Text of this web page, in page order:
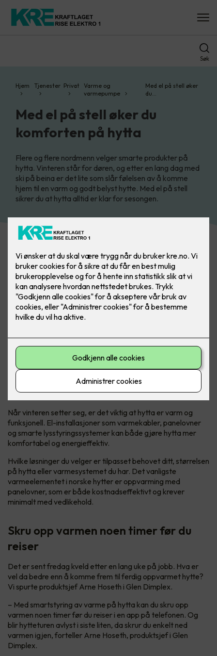
Søk
Hjem Tjenester Privat
Varme og
varmepumpe
Med el på stell øker
du…
Med el på stell øker du
komforten på hytta
Flere og flere nordmenn velger smarte produkter på
hytta. Vinteren står for døren, og etter en lang dag med
ski på beina er det lite som slår følelsen av å komme
hjem til en varm og godt belyst hytte. Med el på stell
sikrer du at hytta alltid er klar for sesongen.
vel da bedre enn å komme frem til ferdig oppvarmet
hytte?
Økt komfort med riktig elektrisk
installasjon
Når vinteren setter seg, er det viktig at hytta er varm og
funksjonell. El-installasjoner som varmekabler, panelovner
og smarte lysstyringssystemer kan både gjøre hytta mer
komfortabel og energieffektiv.
Hvilke løsninger du velger er tilpasset behovet ditt, størrelsen
på hytta eller varmesystemet du har. Det vanligste
varmeelementet i norske hytter er oppvarming med
panelovner, som er både kostnadseffektivt og krever
minimalt med vedlikehold.
Skru opp varmen noen timer før du
reiser
Det er sent fredag kveld etter en lang uke på jobb. Hva er
vel da bedre enn å komme frem til ferdig oppvarmet hytte?
Vi spurte produktsjef Arne Hoseth i Glen Dimplex.
– Med smartstyring av varme på hytta kan du skru opp
varmen noen timer før du reiser i en app på telefonen. Og
blir hytteturen avlyst i siste liten, da skrur du enkelt ned
varmen igjen, forteller Arne Hoseth, produktsjef i Glen
Dimplex.